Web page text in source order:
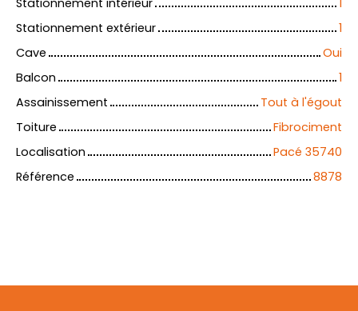
Stationnement extérieur
1
Cave
Oui
Balcon
1
Assainissement
Tout à l'égout
Toiture
Fibrociment
Localisation
Pacé 35740
Référence
8878